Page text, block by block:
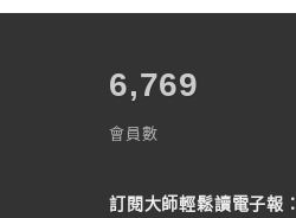
7,787
會員數
訂閱大師輕鬆讀電子報：